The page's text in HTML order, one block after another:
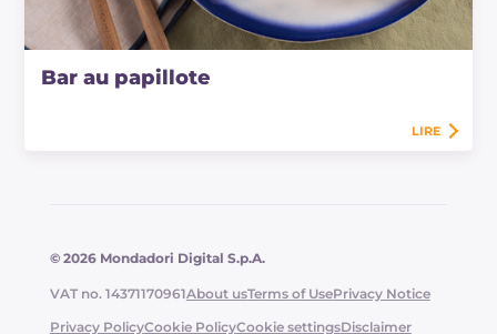
Bar au papillote
LIRE
© 2026 Mondadori Digital S.p.A.
VAT no. 14371170961About usTerms of UsePrivacy Notice
Privacy PolicyCookie PolicyCookie settingsDisclaimer